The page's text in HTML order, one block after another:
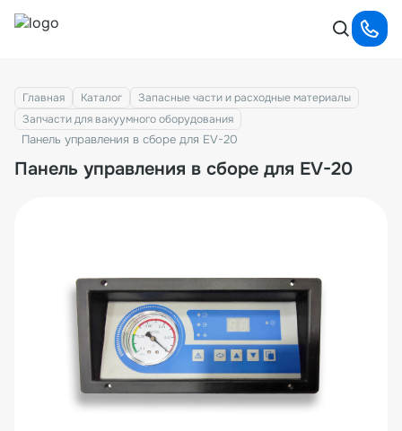
Главная Каталог
Запасные части и расходные материалы
Запчасти для вакуумного оборудования
Панель управления в сборе для EV-20
Панель управления в сборе для EV-20